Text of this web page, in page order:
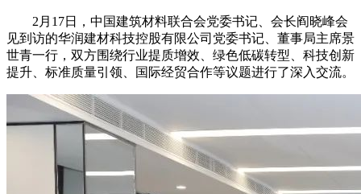
2月17日，中国建筑材料联合会党委书记、会长阎晓峰会
见到访的华润建材科技控股有限公司党委书记、董事局主席景
世青一行，双方围绕行业提质增效、绿色低碳转型、科技创新
提升、标准质量引领、国际经贸合作等议题进行了深入交流。